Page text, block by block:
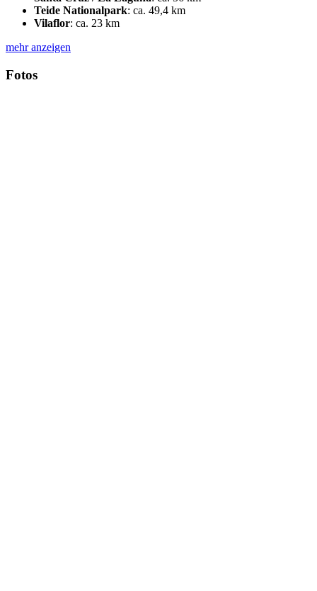
Teide Nationalpark: ca. 49,4 km
Vilaflor: ca. 23 km
mehr anzeigen
Fotos